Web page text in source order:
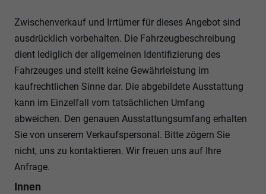
Zwischenverkauf und Irrtümer für dieses Angebot sind
ausdrücklich vorbehalten. Die Fahrzeugbeschreibung
dient lediglich der allgemeinen Identifizierung des
Fahrzeuges und stellt keine Gewährleistung im
kaufrechtlichen Sinne dar. Die abgebildete Ausstattung
kann im Einzelfall vom tatsächlichen Umfang
abweichen. Den genauen Ausstattungsumfang erhalten
Sie von unserem Verkaufspersonal. Bitte zögern Sie
nicht, uns zu kontaktieren. Wir freuen uns auf Ihre
Anfrage.
Innen